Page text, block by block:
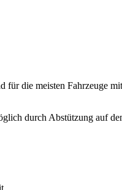
für die meisten
durch Abstützung auf